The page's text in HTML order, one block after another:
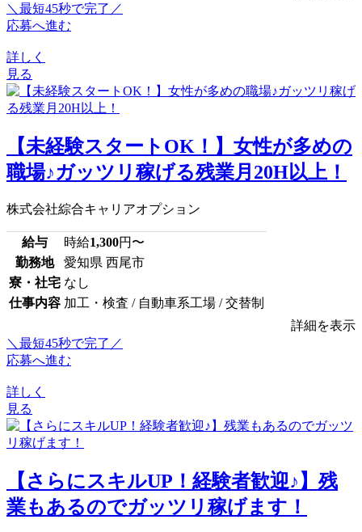
＼最短45秒で完了／
応募へ進む
詳しく
見る
【未経験スタートOK！】女性が多めの
職場♪ガッツリ稼げる残業月20H以上！
株式会社綜合キャリアオプション
給与 時給1,300円〜
勤務地
愛知県 西尾市
寮・社宅 なし
仕事内容 加工・検査 / 自動車系工場 / 交替制
詳細を表示
＼最短45秒で完了／
応募へ進む
詳しく
見る
【さらにスキルUP！経験者歓迎♪】残
業もあるのでガッツリ稼げます！